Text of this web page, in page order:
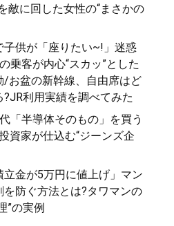
敵に回した女性の“まさかの
供が「座りたい~!」迷惑
乗客が内心“スカッ”とした
/お盆の新幹線、自由席はど
利用実績を調べてみた
「半導体そのもの」を買う
資家が仕込む“ジーンズ企
金が5万円に値上げ」マン
を防ぐ方法とは?タワマンの
”の実例